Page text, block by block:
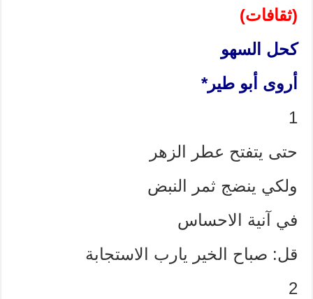
(ثقافات)
كحل السهو
أروى أبو طير*
1
حتى يتفتح عطر الزهر
ولكي ينضج ثمر النبض
في آنية الاحساس
قل: صباح الخير يارب الاستجابة
2